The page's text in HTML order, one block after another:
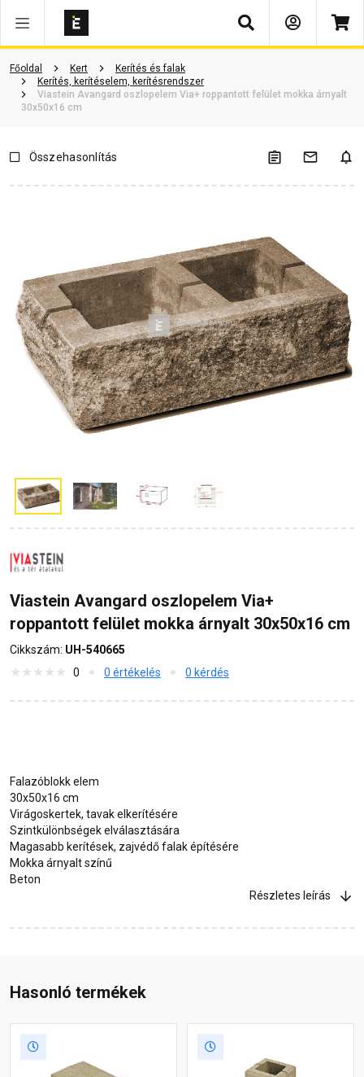
Keresés
Főoldal Kert
Kerítés és falak
Kerítés, kerítéselem, kerítésrendszer
Viastein Avangard oszlopelem Via+ roppantott felület mokka árnyalt
30x50x16 cm
Vásárlói vélemények Kérdések és válaszok Kapcsolódó cikkek
Összehasonlítás
Viastein Avangard oszlopelem Via+
roppantott felület mokka árnyalt 30x50x16 cm
Cikkszám: UH-540665
0
0 értékelés 0 kérdés
Falazóblokk elem
30x50x16 cm
Virágoskertek, tavak elkerítésére
Szintkülönbségek elválasztására
Magasabb kerítések, zajvédő falak építésére
Mokka árnyalt színű
Beton
Részletes leírás
Hasonló termékek